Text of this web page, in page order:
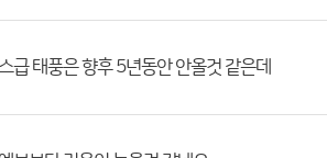
급 태풍은 향후 5년동안 안올것 같은데